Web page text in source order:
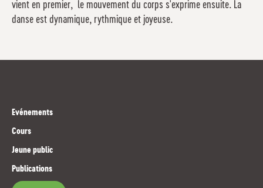
vient en premier, le mouvement du corps s'exprime ensuite. La
danse est dynamique, rythmique et joyeuse.
Evénements
Cours
Jeune public
Publications